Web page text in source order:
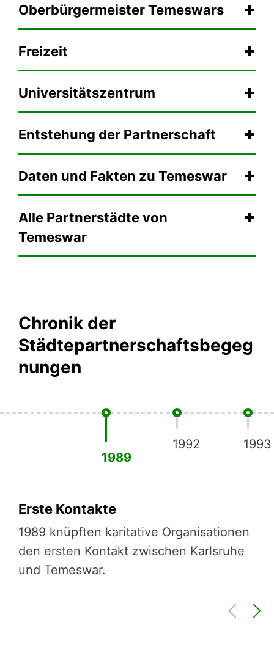
Oberbürgermeister Temeswars
Freizeit
Universitätszentrum
Entstehung der Partnerschaft
Daten und Fakten zu Temeswar
Alle Partnerstädte von
Temeswar
Chronik der
Städtepartnerschaftsbegeg
nungen
1989
1992 1993
Erste Kontakte
1989 knüpften karitative Organisationen
den ersten Kontakt zwischen Karlsruhe
und Temeswar.